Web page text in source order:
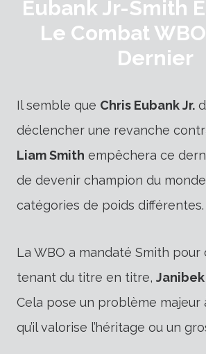
Eubank Jr-Smith
Le Combat
Dernier
Il semble que Chris Eubank Jr.
déclencher une revanche
Liam Smith empêchera ce
de devenir champion du
catégories de poids différentes.
La WBO a mandaté Smith
tenant du titre en titre,
Cela pose un problème majeur
qu’il valorise l’héritage ou un